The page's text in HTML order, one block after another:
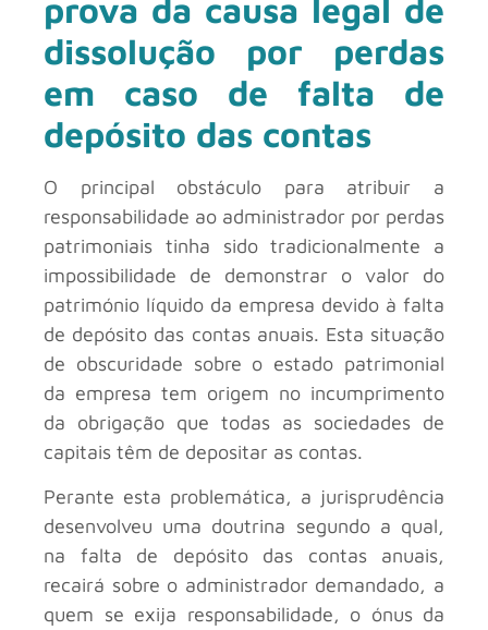
prova da causa legal de
dissolução por perdas
em caso de falta de
depósito das contas
O principal obstáculo para atribuir a
responsabilidade ao administrador por perdas
patrimoniais tinha sido tradicionalmente a
impossibilidade de demonstrar o valor do
património líquido da empresa devido à falta
de depósito das contas anuais. Esta situação
de obscuridade sobre o estado patrimonial
da empresa tem origem no incumprimento
da obrigação que todas as sociedades de
capitais têm de depositar as contas.
Perante esta problemática, a jurisprudência
desenvolveu uma doutrina segundo a qual,
na falta de depósito das contas anuais,
recairá sobre o administrador demandado, a
quem se exija responsabilidade, o ónus da